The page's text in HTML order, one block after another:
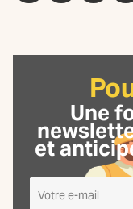
Une
et
m'inscris